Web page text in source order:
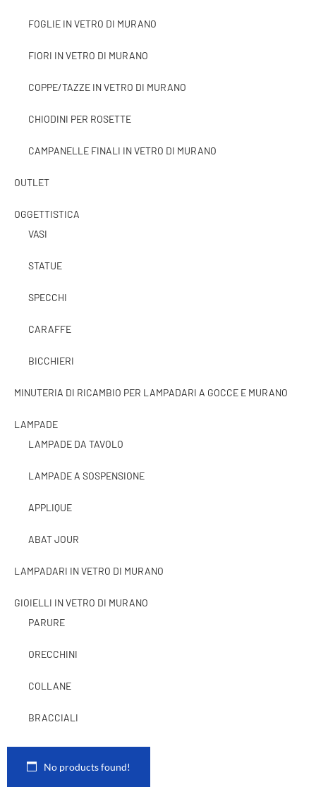
FOGLIE IN VETRO DI MURANO
FIORI IN VETRO DI MURANO
COPPE/TAZZE IN VETRO DI MURANO
CHIODINI PER ROSETTE
CAMPANELLE FINALI IN VETRO DI MURANO
OUTLET
OGGETTISTICA
VASI
STATUE
SPECCHI
CARAFFE
BICCHIERI
MINUTERIA DI RICAMBIO PER LAMPADARI A GOCCE E MURANO
LAMPADE
LAMPADE DA TAVOLO
LAMPADE A SOSPENSIONE
APPLIQUE
ABAT JOUR
LAMPADARI IN VETRO DI MURANO
GIOIELLI IN VETRO DI MURANO
PARURE
ORECCHINI
COLLANE
BRACCIALI
No products found!